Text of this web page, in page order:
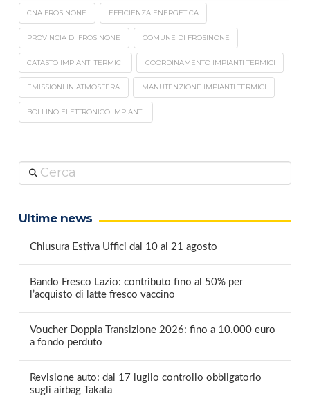
CNA FROSINONE EFFICIENZA ENERGETICA
PROVINCIA DI FROSINONE COMUNE DI FROSINONE
CATASTO IMPIANTI TERMICI COORDINAMENTO IMPIANTI TERMICI
EMISSIONI IN ATMOSFERA MANUTENZIONE IMPIANTI TERMICI
BOLLINO ELETTRONICO IMPIANTI
Cerca
Ultime news
Chiusura Estiva Uffici dal 10 al 21 agosto
Bando Fresco Lazio: contributo fino al 50% per
l’acquisto di latte fresco vaccino
Voucher Doppia Transizione 2026: fino a 10.000 euro
a fondo perduto
Revisione auto: dal 17 luglio controllo obbligatorio
sugli airbag Takata